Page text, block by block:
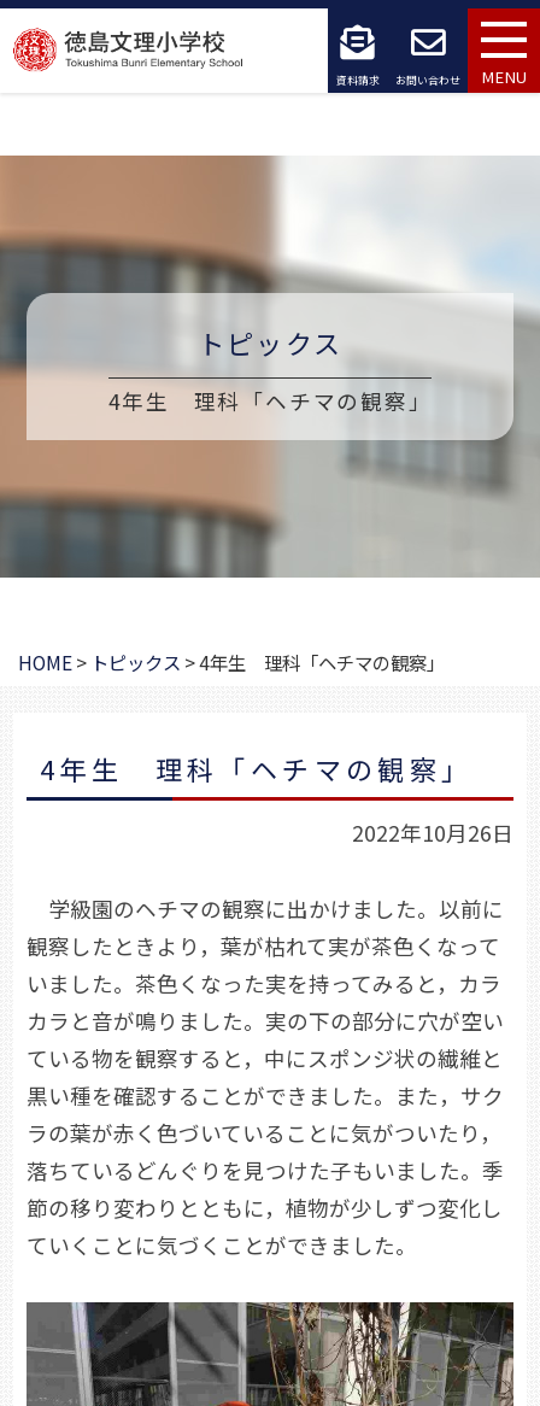
コ
ン
ン
へ
キ
資料請求 お問い合わせ MENU
トピックス
4年生 理科「ヘチマの観察」
HOME> トピックス >4年生 理科「ヘチマの観察」
4年生 理科「ヘチマの観察」
2022年10月26日
学級園のヘチマの観察に出かけました。以前に
観察したときより，葉が枯れて実が茶色くなって
いました。茶色くなった実を持ってみると，カラ
カラと音が鳴りました。実の下の部分に穴が空い
ている物を観察すると，中にスポンジ状の繊維と
黒い種を確認することができました。また，サク
ラの葉が赤く色づいていることに気がついたり，
落ちているどんぐりを見つけた子もいました。季
節の移り変わりとともに，植物が少しずつ変化し
ていくことに気づくことができました。